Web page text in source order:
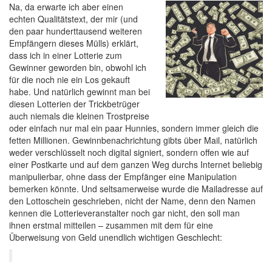
Na, da erwarte ich aber einen
echten Qualitätstext, der mir (und
den paar hunderttausend weiteren
Empfängern dieses Mülls) erklärt,
dass ich in einer Lotterie zum
Gewinner geworden bin, obwohl ich
für die noch nie ein Los gekauft
habe. Und natürlich gewinnt man bei
diesen Lotterien der Trickbetrüger
auch niemals die kleinen Trostpreise
oder einfach nur mal ein paar Hunnies, sondern immer gleich die
fetten Millionen. Gewinnbenachrichtung gibts über Mail, natürlich
weder verschlüsselt noch digital signiert, sondern offen wie auf
einer Postkarte und auf dem ganzen Weg durchs Internet beliebig
manipulierbar, ohne dass der Empfänger eine Manipulation
bemerken könnte. Und seltsamerweise wurde die Mailadresse auf
den Lottoschein geschrieben, nicht der Name, denn den Namen
kennen die Lotterieveranstalter noch gar nicht, den soll man
ihnen erstmal mitteilen – zusammen mit dem für eine
Überweisung von Geld unendlich wichtigen Geschlecht: